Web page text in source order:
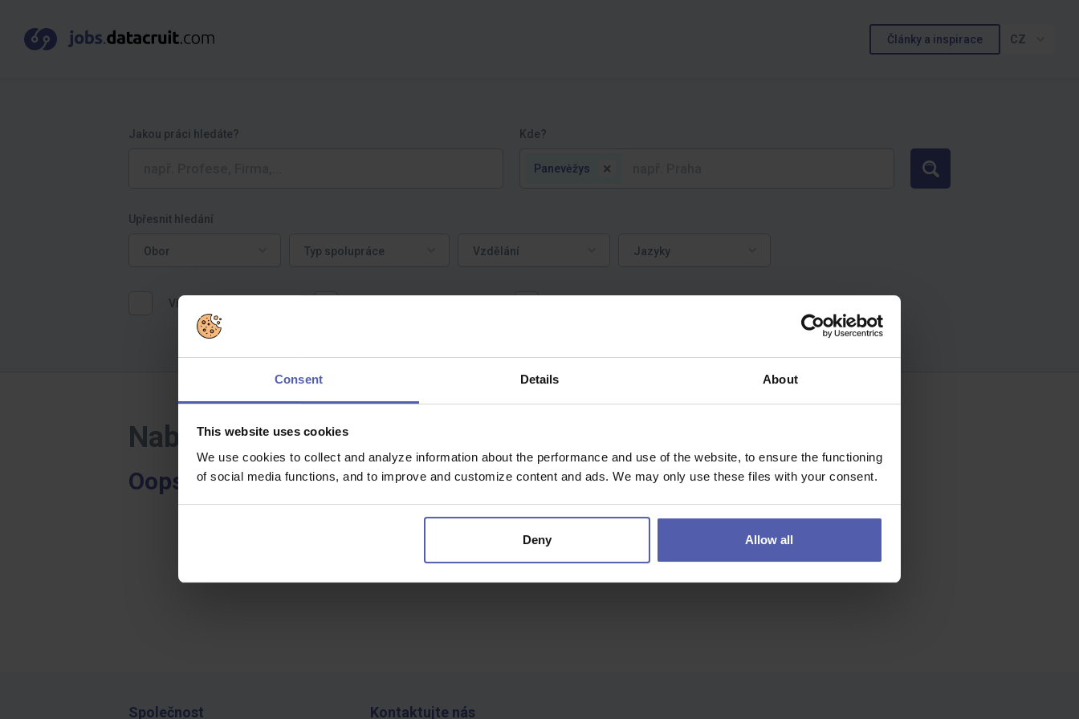
Consent Details About
This website uses cookies
We use cookies to collect and analyze information about the performance and use of the website, to ensure the functioning
of social media functions, and to improve and customize content and ads. We may only use these files with your consent.
Deny Allow all
Články a inspirace CZ
Jakou práci hledáte? Kde?
Panevėžys ×
Hledat
Upřesnit hledání
Obor
Typ spolupráce
Vzdělání
Jazyky
Vhodné pro absolventy
Nabídky práce - Panevėžys
Oops, bohužel jsme nic nenašli...
Společnost Kontaktujte nás